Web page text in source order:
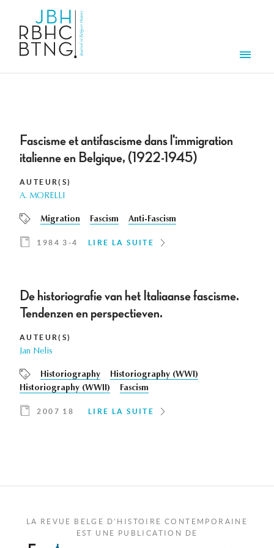
Fascisme et antifascisme dans l'immigration
italienne en Belgique, (1922-1945)
AUTEUR(S)
A. MORELLI
Migration Fascism Anti-Fascism
1984 3-4 LIRE LA SUITE
De historiografie van het Italiaanse fascisme.
Tendenzen en perspectieven.
AUTEUR(S)
Jan Nelis
Historiography
Historiography (WWI)
Historiography (WWII)
Fascism
2007 18 LIRE LA SUITE
LA REVUE BELGE D'HISTOIRE CONTEMPORAINE
EST UNE PUBLICATION DE